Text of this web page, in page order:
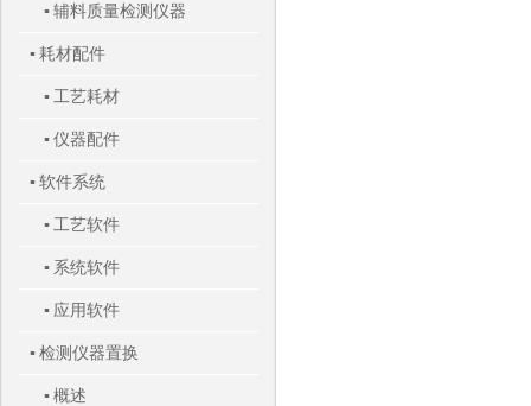
仪器
▪ 辅料质量检测仪器
▪ 耗材配件
▪ 工艺耗材
▪ 仪器配件
▪ 软件系统
▪ 工艺软件
▪ 系统软件
▪ 应用软件
▪ 检测仪器置换
▪ 概述